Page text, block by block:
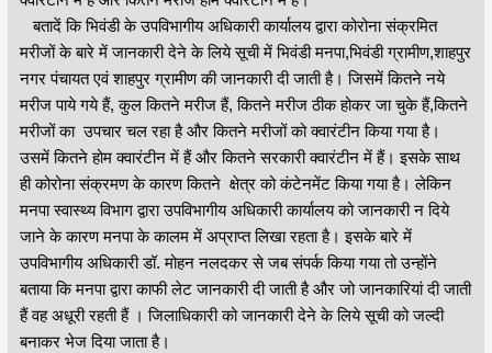
बतादें कि भिवंडी के उपविभागीय अधिकारी कार्यालय द्वारा कोरोना संक्रमित
मरीजों के बारे में जानकारी देने के लिये सूची में भिवंडी मनपा,भिवंडी ग्रामीण,शाहपुर
नगर पंचायत एवं शाहपुर ग्रामीण की जानकारी दी जाती है। जिसमें कितने नये
मरीज पाये गये हैं, कुल कितने मरीज हैं, कितने मरीज ठीक होकर जा चुके हैं,कितने
मरीजों का उपचार चल रहा है और कितने मरीजों को क्वारंटीन किया गया है।
उसमें कितने होम क्वारंटीन में हैं और कितने सरकारी क्वारंटीन में हैं। इसके साथ
ही कोरोना संक्रमण के कारण कितने क्षेत्र को कंटेनमेंट किया गया है। लेकिन
मनपा स्वास्थ्य विभाग द्वारा उपविभागीय अधिकारी कार्यालय को जानकारी न दिये
जाने के कारण मनपा के कालम में अप्राप्त लिखा रहता है। इसके बारे में
उपविभागीय अधिकारी डॉ. मोहन नलदकर से जब संपर्क किया गया तो उन्होंने
बताया कि मनपा द्वारा काफी लेट जानकारी दी जाती है और जो जानकारियां दी जाती
हैं वह अधूरी रहती हैं । जिलाधिकारी को जानकारी देने के लिये सूची को जल्दी
बनाकर भेज दिया जाता है।